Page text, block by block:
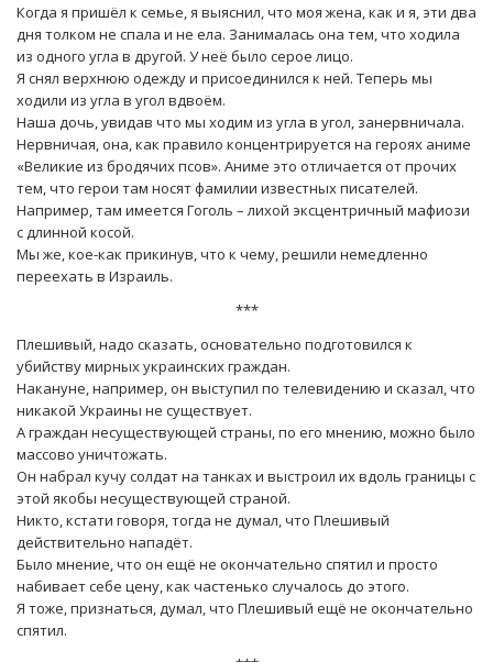
Когда я пришёл к семье, я выяснил, что моя жена, как и я, эти два
дня толком не спала и не ела. Занималась она тем, что ходила
из одного угла в другой. У неё было серое лицо.
Я снял верхнюю одежду и присоединился к ней. Теперь мы
ходили из угла в угол вдвоём.
Наша дочь, увидав что мы ходим из угла в угол, занервничала.
Нервничая, она, как правило концентрируется на героях аниме
«Великие из бродячих псов». Аниме это отличается от прочих
тем, что герои там носят фамилии известных писателей.
Например, там имеется Гоголь – лихой эксцентричный мафиози
с длинной косой.
Мы же, кое-как прикинув, что к чему, решили немедленно
переехать в Израиль.
***
Плешивый, надо сказать, основательно подготовился к
убийству мирных украинских граждан.
Накануне, например, он выступил по телевидению и сказал, что
никакой Украины не существует.
А граждан несуществующей страны, по его мнению, можно было
массово уничтожать.
Он набрал кучу солдат на танках и выстроил их вдоль границы с
этой якобы несуществующей страной.
Никто, кстати говоря, тогда не думал, что Плешивый
действительно нападёт.
Было мнение, что он ещё не окончательно спятил и просто
набивает себе цену, как частенько случалось до этого.
Я тоже, признаться, думал, что Плешивый ещё не окончательно
спятил.